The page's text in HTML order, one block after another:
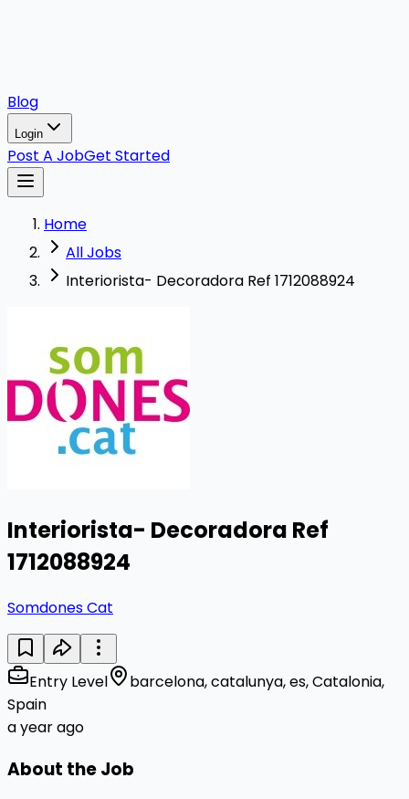
Blog
Login
Post A JobGet Started
Home
All Jobs
Interiorista- Decoradora Ref 1712088924
Interiorista- Decoradora Ref
1712088924
Somdones Cat
Entry Level
barcelona, catalunya, es, Catalonia,
Spain
a year ago
About the Job